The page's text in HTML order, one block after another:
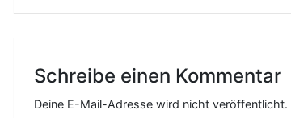
Schreibe einen Kommentar
Deine E-Mail-Adresse wird nicht veröffentlicht.